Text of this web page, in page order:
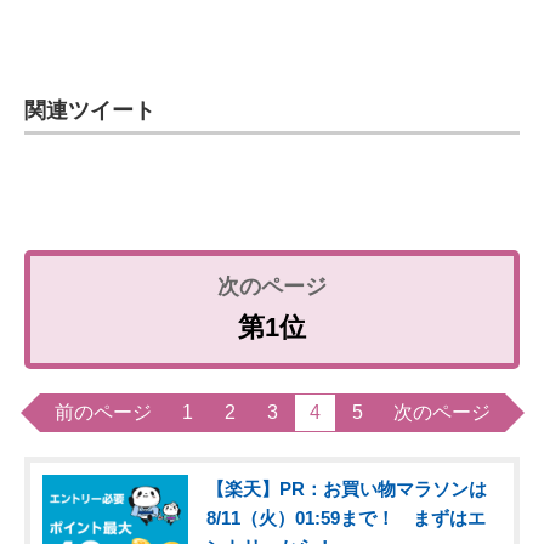
関連ツイート
第1位
前のページ 1 2 3 4 5 次のページ
【楽天】PR：お買い物マラソンは
8/11（火）01:59まで！ まずはエ